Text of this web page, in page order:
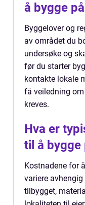
å bygge
Byggelover og
av området du
undersøke og
før du starter
kontakte lokale
få veiledning
kreves.
Hva er
til å bygge
Kostnadene for
variere
tilbygget,